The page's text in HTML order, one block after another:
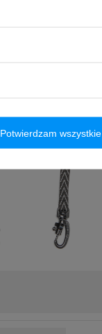
Potwierdzam wszystkie